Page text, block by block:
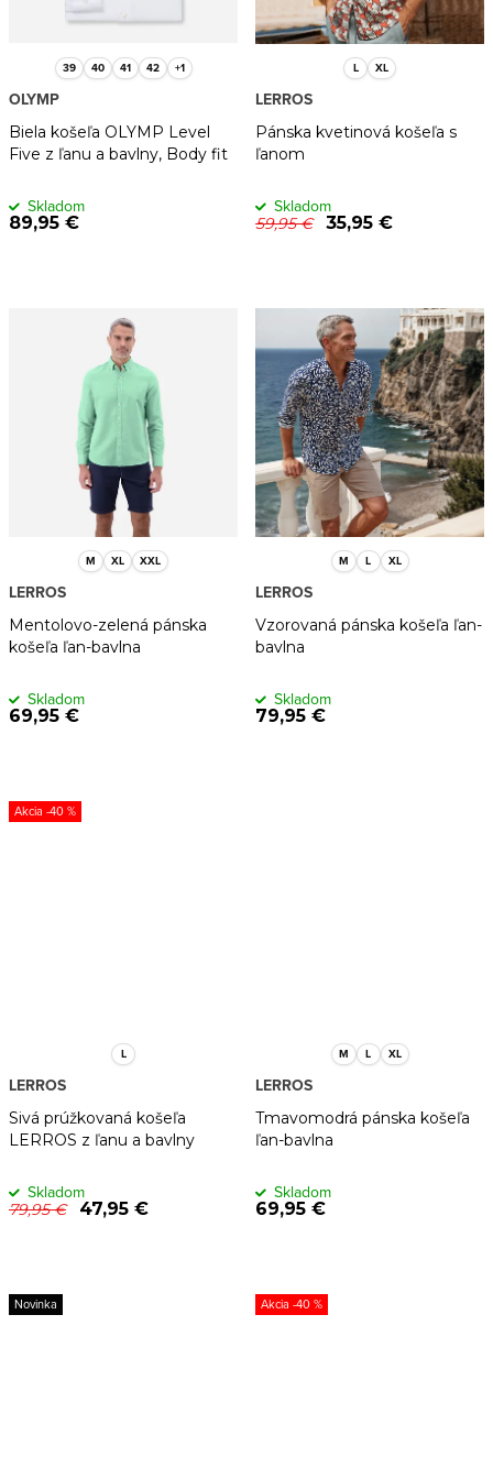
o
v
k
t
v
39 40 41 42 +1
Biela košeľa OLYMP Level
Five z ľanu a bavlny, Body fit
OLYMP
89,95 €
Skladom
L XL
Pánska kvetinová košeľa s
ľanom
LERROS
59,95 € 35,95 €
Skladom
M XL XXL
Mentolovo-zelená pánska
košeľa ľan-bavlna
LERROS
69,95 €
Skladom
M L XL
Vzorovaná pánska košeľa ľan-
bavlna
LERROS
79,95 €
Skladom
-40 %
L
Sivá prúžkovaná košeľa
LERROS z ľanu a bavlny
LERROS
79,95 € 47,95 €
Skladom
M L XL
Tmavomodrá pánska košeľa
ľan-bavlna
LERROS
69,95 €
Skladom
Novinka -40 %